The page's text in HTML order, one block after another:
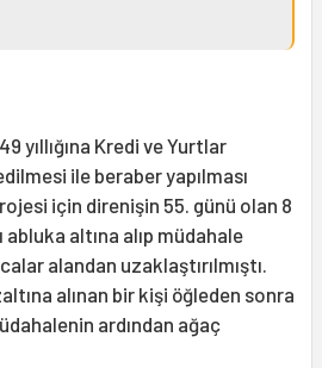
yıllığına Kredi ve Yurtlar
ile beraber yapılması
için direnişin 55. günü olan 8
altına alıp müdahale
alandan uzaklaştırılmıştı.
alınan bir kişi öğleden sonra
ardından ağaç